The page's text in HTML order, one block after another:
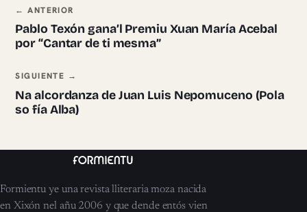
Navegación ente pieces
← ANTERIOR
Pablo Texón gana’l Premiu Xuan María Acebal
por “Cantar de ti mesma”
SIGUIENTE →
Na alcordanza de Juan Luis Nepomuceno (Pola
so fía Alba)
Formientu ye una revista lliteraria moza nacida
en Xixón nel añu 2006 y que dende entós vien